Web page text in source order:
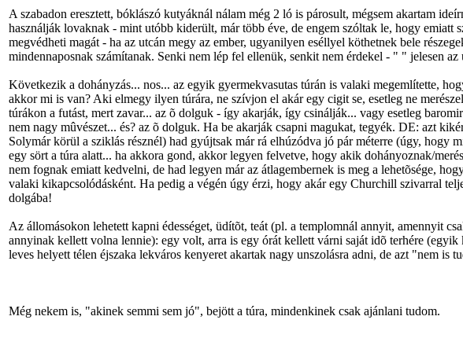
A szabadon eresztett, bóklászó kutyáknál nálam még 2 ló is párosult, mégsem akartam
használják lovaknak - mint utóbb kiderült, már több éve, de engem szóltak le, hogy emiatt
megvédheti magát - ha az utcán megy az ember, ugyanilyen eséllyel köthetnek bele
mindennaposnak számítanak. Senki nem lép fel ellenük, senkit nem érdekel - " " jelesen az
Következik a dohányzás... nos... az egyik gyermekvasutas túrán is valaki megemlítette,
akkor mi is van? Aki elmegy ilyen túrára, ne szívjon el akár egy cigit se, esetleg ne
túrákon a futást, mert zavar... az õ dolguk - így akarják, így csinálják... vagy esetleg
nem nagy mûvészet... és? az õ dolguk. Ha be akarják csapni magukat, tegyék. DE: azt
Solymár körül a sziklás résznél) had gyújtsak már rá elhúzódva jó pár méterre (úgy,
egy sört a túra alatt... ha akkora gond, akkor legyen felvetve, hogy akik dohányoznak/
nem fognak emiatt kedvelni, de had legyen már az átlagembernek is meg a lehetõsége,
valaki kikapcsolódásként. Ha pedig a végén úgy érzi, hogy akár egy Churchill szivarral
dolgába!
Az állomásokon lehetett kapni édességet, üdítõt, teát (pl. a templomnál annyit, amennyit
annyinak kellett volna lennie): egy volt, arra is egy órát kellett várni saját idõ terhére
leves helyett télen éjszaka lekváros kenyeret akartak nagy unszolásra adni, de azt "nem
Még nekem is, "akinek semmi sem jó", bejött a túra, mindenkinek csak ajánlani tudom.